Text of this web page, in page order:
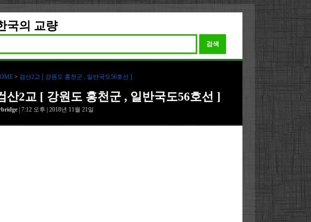
국의 교량
검색
> 검산2교 [ 강원도 홍천군 , 일반국도56호선 ]
산2교 [ 강원도 홍천군 , 일반국도56호선 ]
| 7:12 오후 | 2018년 11월 21일